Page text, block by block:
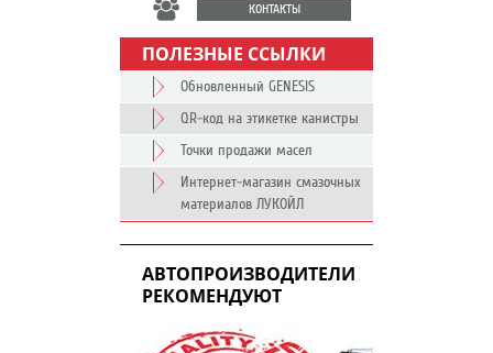
КОНТАКТЫ
ПОЛЕЗНЫЕ ССЫЛКИ
Обновленный GENESIS
QR-код на этикетке канистры
Точки продажи масел
Интернет-магазин смазочных
материалов ЛУКОЙЛ
АВТОПРОИЗВОДИТЕЛИ
РЕКОМЕНДУЮТ